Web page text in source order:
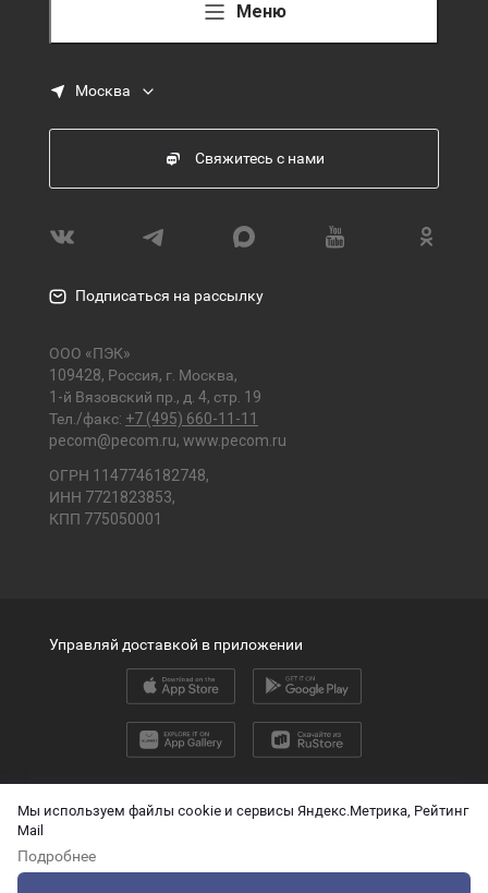
Мы используем файлы cookie и сервисы Яндекс.Метрика, Рейтинг
Mail
Подробнее
Меню
Москва
Свяжитесь с нами
Подписаться на рассылку
ООО «ПЭК»
109428, Россия, г. Москва,
1-й Вязовский пр., д. 4, стр. 19
Тел./факс: +7 (495) 660-11-11
pecom@pecom.ru, www.pecom.ru
ОГРН 1147746182748,
ИНН 7721823853,
КПП 775050001
2026 © ООО «ПЭК»
О защите персональных данных
Управляй доставкой в приложении